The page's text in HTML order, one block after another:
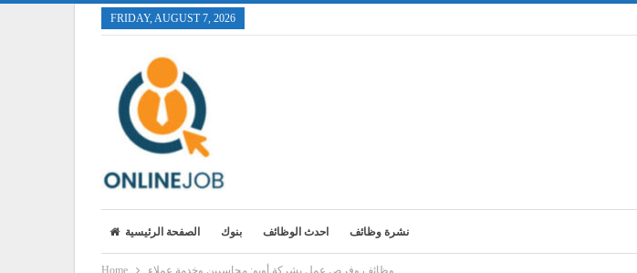
FRIDAY, AUGUST 7, 2026
الصفحة الرئيسية بنوك احدث الوظائف نشرة وظائف
Home وظائف وفرص عمل بشركة أوبو: محاسبين وخدمة عملاء